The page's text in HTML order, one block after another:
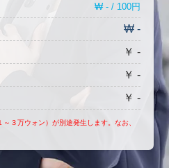
₩ - / 100円
₩ -
￥ -
￥ -
￥ -
３万ウォン）が別途発生します。なお、